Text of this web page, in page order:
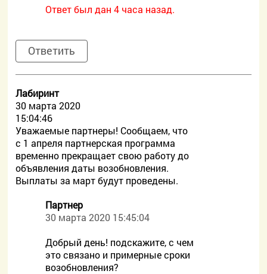
Ответ был дан 4 часа назад.
Ответить
Лабиринт
30 марта 2020
15:04:46
Уважаемые партнеры! Сообщаем, что
с 1 апреля партнерская программа
временно прекращает свою работу до
объявления даты возобновления.
Выплаты за март будут проведены.
Партнер
30 марта 2020 15:45:04
Добрый день! подскажите, с чем
это связано и примерные сроки
возобновления?